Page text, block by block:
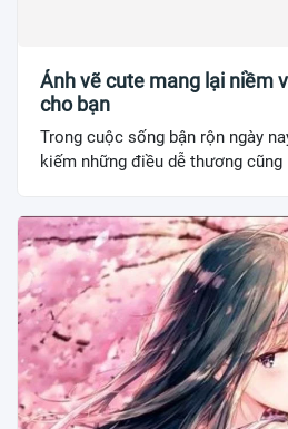
Ảnh vẽ cute mang lại niềm
cho bạn
Trong cuộc sống bận rộn ngày
kiếm những điều dễ thương cũng